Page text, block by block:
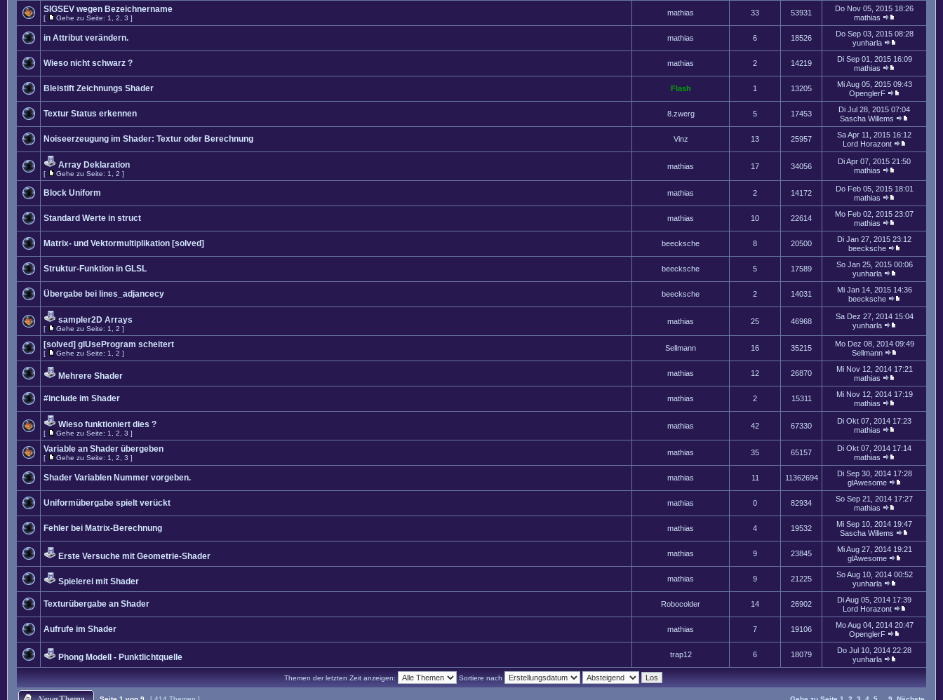
SIGSEV wegen Bezeichnername
[ Gehe zu Seite: 1 2 3 ]
mathias 33 53931
Do Nov 05, 2015 18:26
mathias
in Attribut verändern. mathias 6 18526
Do Sep 03, 2015 08:28
yunharla
Wieso nicht schwarz ? mathias 2 14219
Di Sep 01, 2015 16:09
mathias
Bleistift Zeichnungs Shader Flash 1 13205
Mi Aug 05, 2015 09:43
OpenglerF
Textur Status erkennen 8.zwerg 5 17453
Di Jul 28, 2015 07:04
Sascha Willems
Noiseerzeugung im Shader: Textur oder Berechnung Vinz 13 25957
Sa Apr 11, 2015 16:12
Lord Horazont
Array Deklaration
[ Gehe zu Seite: 1 2 ]
mathias 17 34056
Di Apr 07, 2015 21:50
mathias
Block Uniform mathias 2 14172
Do Feb 05, 2015 18:01
mathias
Standard Werte in struct mathias 10 22614
Mo Feb 02, 2015 23:07
mathias
Matrix- und Vektormultiplikation [solved] beecksche 8 20500
Di Jan 27, 2015 23:12
beecksche
Struktur-Funktion in GLSL beecksche 5 17589
So Jan 25, 2015 00:06
yunharla
Übergabe bei lines_adjancecy beecksche 2 14031
Mi Jan 14, 2015 14:36
beecksche
sampler2D Arrays
[ Gehe zu Seite: 1 2 ]
mathias 25 46968
Sa Dez 27, 2014 15:04
yunharla
[solved] glUseProgram scheitert
[ Gehe zu Seite: 1 2 ]
Sellmann 16 35215
Mo Dez 08, 2014 09:49
Sellmann
Mehrere Shader mathias 12 26870
Mi Nov 12, 2014 17:21
mathias
#include im Shader mathias 2 15311
Mi Nov 12, 2014 17:19
mathias
Wieso funktioniert dies ?
[ Gehe zu Seite: 1 2 3 ]
mathias 42 67330
Di Okt 07, 2014 17:23
mathias
Variable an Shader übergeben
[ Gehe zu Seite: 1 2 3 ]
mathias 35 65157
Di Okt 07, 2014 17:14
mathias
Shader Variablen Nummer vorgeben. mathias 11 11362694
Di Sep 30, 2014 17:28
glAwesome
Uniformübergabe spielt verückt mathias 0 82934
So Sep 21, 2014 17:27
mathias
Fehler bei Matrix-Berechnung mathias 4 19532
Mi Sep 10, 2014 19:47
Sascha Willems
Erste Versuche mit Geometrie-Shader mathias 9 23845
Mi Aug 27, 2014 19:21
glAwesome
Spielerei mit Shader mathias 9 21225
So Aug 10, 2014 00:52
yunharla
Texturübergabe an Shader Robocolder 14 26902
Di Aug 05, 2014 17:39
Lord Horazont
Aufrufe im Shader mathias 7 19106
Mo Aug 04, 2014 20:47
OpenglerF
Phong Modell - Punktlichtquelle trap12 6 18079
Do Jul 10, 2014 22:28
yunharla
Themen der letzten Zeit anzeigen: Sortiere nach